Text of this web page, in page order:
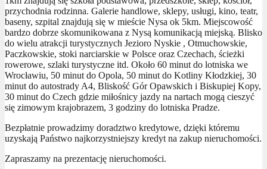
przychodnia rodzinna. Galerie handlowe, sklepy, usługi, kino, teatr,
baseny, szpital znajdują się w mieście Nysa ok 5km. Miejscowość
bardzo dobrze skomunikowana z Nysą komunikacją miejską. Blisko
do wielu atrakcji turystycznych Jezioro Nyskie , Otmuchowskie,
Paczkowskie, stoki narciarskie w Polsce oraz Czechach, ścieżki
rowerowe, szlaki turystyczne itd. Około 60 minut do lotniska we
Wrocławiu, 50 minut do Opola, 50 minut do Kotliny Kłodzkiej, 30
minut do autostrady A4, Bliskość Gór Opawskich i Biskupiej Kopy,
30 minut do Czech gdzie miłośnicy jazdy na nartach mogą cieszyć
się zimowym krajobrazem, 3 godziny do lotniska Pradze.
Bezpłatnie prowadzimy doradztwo kredytowe, dzięki któremu
uzyskają Państwo najkorzystniejszy kredyt na zakup nieruchomości.
Zapraszamy na prezentację nieruchomości.